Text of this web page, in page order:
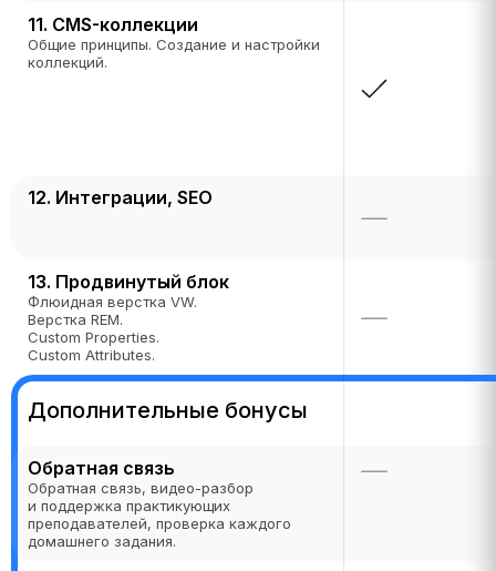
11. CMS-коллекции
Общие принципы. Создание и настройки
коллекций.
12. Интеграции, SEO
13. Продвинутый блок
Флюидная верстка VW.
Верстка REM.
Custom Properties.
Custom Attributes.
Дополнительные бонусы
Обратная связь
Обратная связь, видео-разбор
и поддержка практикующих
преподавателей, проверка каждого
домашнего задания.